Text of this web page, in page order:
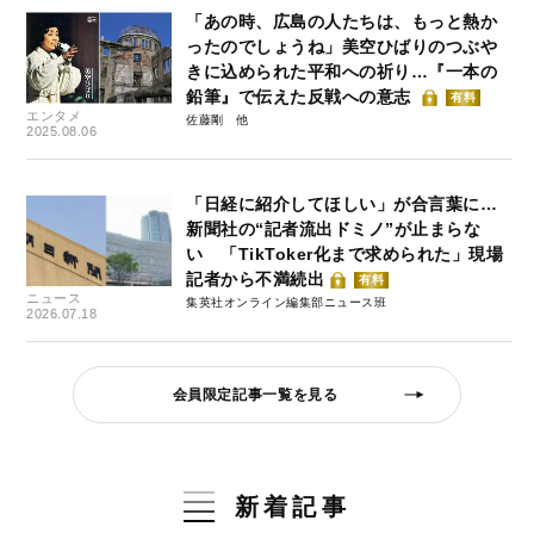
エンタメ
2025.08.06
「あの時、広島の人たちは、もっと熱か
ったのでしょうね」美空ひばりのつぶや
きに込められた平和への祈り…『一本の
鉛筆』で伝えた反戦への意志
有料
佐藤剛
ニュース
2026.07.18
「日経に紹介してほしい」が合言葉に…
新聞社の“記者流出ドミノ”が止まらな
い 「TikToker化まで求められた」現場
記者から不満続出
有料
集英社オンライン編集部ニュース班
会員限定記事一覧を見る
新着記事